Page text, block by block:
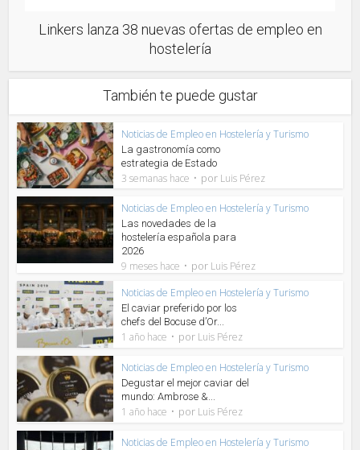
Linkers lanza 38 nuevas ofertas de empleo en
hostelería
También te puede gustar
Noticias de Empleo en Hostelería y Turismo
La gastronomía como
estrategia de Estado
3 semanas hace por Luis Pérez
Noticias de Empleo en Hostelería y Turismo
Las novedades de la
hostelería española para
2026
9 meses hace por Luis Pérez
Noticias de Empleo en Hostelería y Turismo
El caviar preferido por los
chefs del Bocuse d’Or...
1 año hace por Luis Pérez
Noticias de Empleo en Hostelería y Turismo
Degustar el mejor caviar del
mundo: Ambrose &...
1 año hace por Luis Pérez
Noticias de Empleo en Hostelería y Turismo